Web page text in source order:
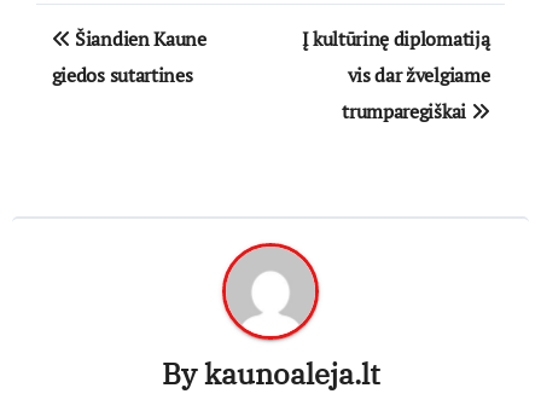
Navigacija
tarp
Šiandien Kaune
giedos sutartines
Į kultūrinę diplomatiją
vis dar žvelgiame
trumparegiškai
Bykaunoaleja.lt